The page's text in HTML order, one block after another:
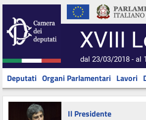
XVIII
dal 23/03/2018 - al
Deputati Organi Parlamentari Lavori
Il Presidente